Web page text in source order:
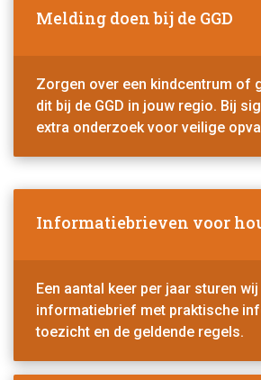
Melding doen bij de GGD
Zorgen over een kindcentrum of
dit bij de GGD in jouw regio. Bij
extra onderzoek voor veilige
Informatiebrieven voor
Een aantal keer per jaar sturen
informatiebrief met praktische
toezicht en de geldende regels.